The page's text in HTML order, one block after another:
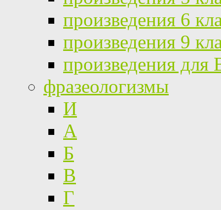
произведения 6
произведения 9
произведения
фразеологизмы
И
А
Б
В
Г